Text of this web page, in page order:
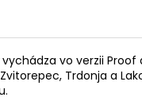
vychádza vo verzii
Trdonja a